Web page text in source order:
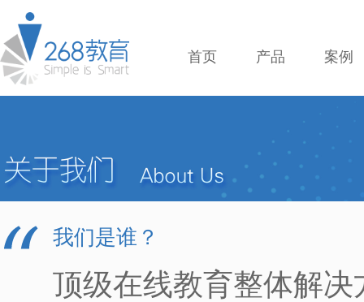
首页 产品 案例
我们是谁？
顶级在线教育整体解决